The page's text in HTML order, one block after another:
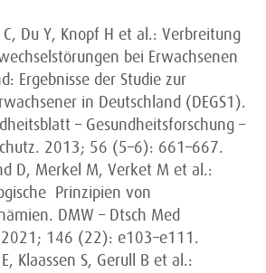
Du Y, Knopf H et al.: Verbreitung
bei Erwachsenen
Ergebnisse der Studie zur
in Deutschland (DEGS1).
– Gesundheitsforschung –
2013; 56 (5–6): 661–667.
D, Merkel M, Verket M et al.:
Prinzipien von
DMW – Dtsch Med
2021; 146 (22): e103–e111.
Klaassen S, Gerull B et al.: